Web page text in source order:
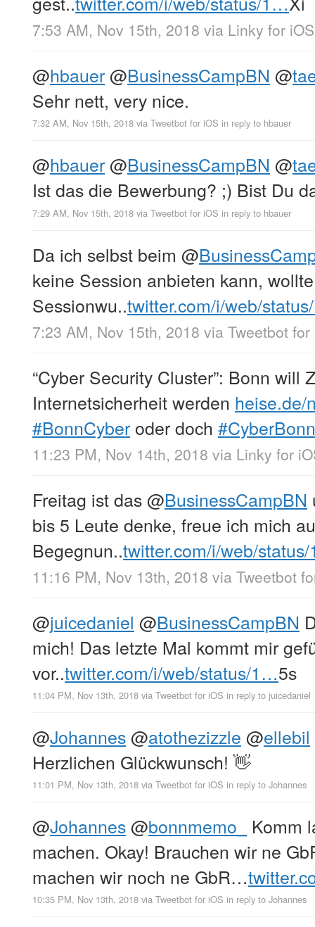
7:53 AM, Nov 15th, 2018 via Linky for iOS
@hbauer@BusinessCampBN @
Sehr nett, very nice.
7:32 AM, Nov 15th, 2018 via Tweetbot for iΟS in reply to hbauer
@hbauer@BusinessCampBN @
Ist das die Bewerbung? ;) Bist Du
7:29 AM, Nov 15th, 2018 via Tweetbot for iΟS in reply to hbauer
Da ich selbst beim @
keine Session anbieten kann,
Sessionwu..twitter.com/i/web/
7:23 AM, Nov 15th, 2018 via Tweetbot
“Cyber Security Cluster”: Bonn will
Internetsicherheit werden
#BonnCyber oder doch #CyberBonn
11:23 PM, Nov 14th, 2018 via Linky for
Freitag ist das@BusinessCampBN
bis 5 Leute denke, freue ich mich
Begegnun..twitter.com/i/web/
11:16 PM, Nov 13th, 2018 via Tweetbot
@juicedaniel @BusinessCampBN
mich! Das letzte Mal kommt mir
vor..twitter.com/i/web/status/1…5s
11:04 PM, Nov 13th, 2018 via Tweetbot for iΟS in reply to juicedaniel
@Johannes@atothezizzle @ellebil
Herzlichen Glückwunsch! 👋
11:01 PM, Nov 13th, 2018 via Tweetbot for iΟS in reply to Johannes
@Johannes@bonnmemo_
Komm
machen. Okay! Brauchen wir ne
machen wir noch ne GbR…
10:35 PM, Nov 13th, 2018 via Tweetbot for iΟS in reply to Johannes